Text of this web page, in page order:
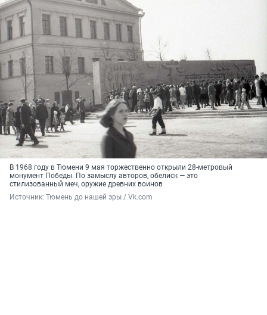
В 1968 году в Тюмени 9 мая торжественно открыли 28-метровый
монумент Победы. По замыслу авторов, обелиск — это
стилизованный меч, оружие древних воинов
Источник: Тюмень до нашей эры / Vk.com